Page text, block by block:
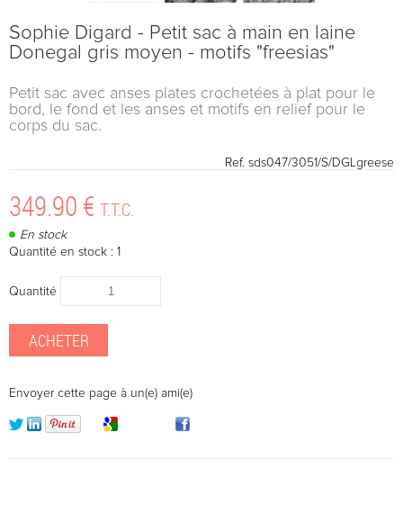
Sophie Digard - Petit sac à main en laine
Donegal gris moyen - motifs "freesias"
Petit sac avec anses plates crochetées à plat pour le
bord, le fond et les anses et motifs en relief pour le
corps du sac.
Ref. sds047/3051/S/DGLgreese
349.90 € T.T.C.
En stock
Quantité en stock : 1
Quantité
Envoyer cette page à un(e) ami(e)